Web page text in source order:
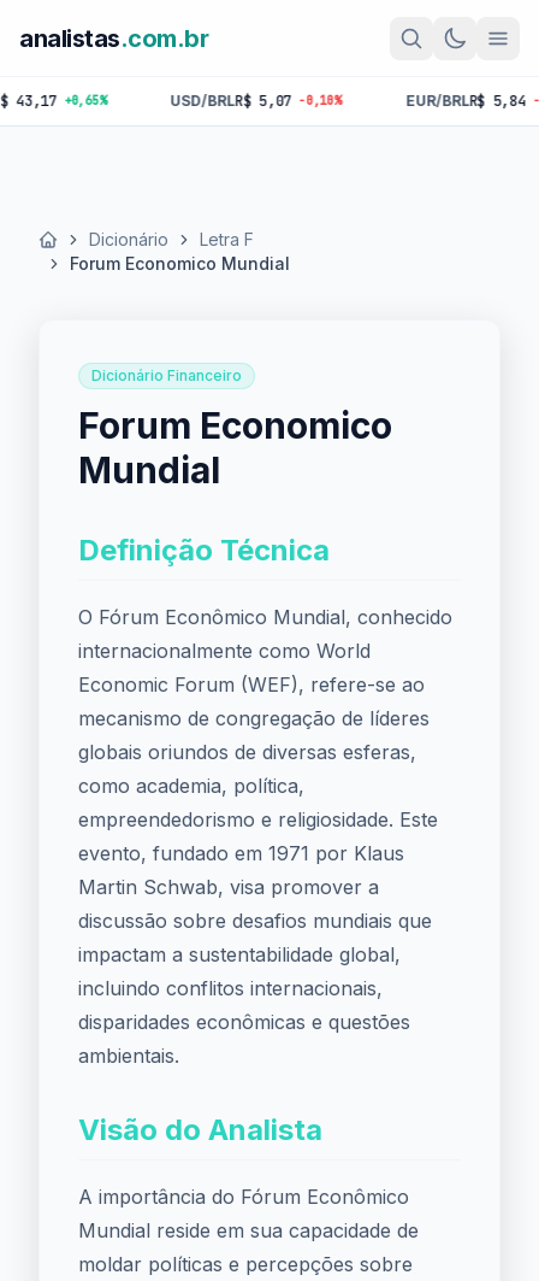
analistas.com.br
+0,65% USD/BRLR$ 5,07 -0,10% EUR/BRLR$ 5,84 -0,18%
Início Dicionário
Letra F
Forum Economico Mundial
Dicionário Financeiro
Forum Economico
Mundial
Definição Técnica
O Fórum Econômico Mundial, conhecido
internacionalmente como World
Economic Forum (WEF), refere-se ao
mecanismo de congregação de líderes
globais oriundos de diversas esferas,
como academia, política,
empreendedorismo e religiosidade. Este
evento, fundado em 1971 por Klaus
Martin Schwab, visa promover a
discussão sobre desafios mundiais que
impactam a sustentabilidade global,
incluindo conflitos internacionais,
disparidades econômicas e questões
ambientais.
Visão do Analista
A importância do Fórum Econômico
Mundial reside em sua capacidade de
moldar políticas e percepções sobre